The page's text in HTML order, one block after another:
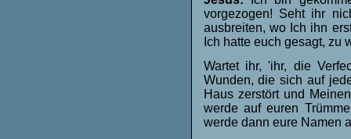
vorgezogen! Seht ihr
ausbreiten, wo Ich ihn
Ich hatte euch gesagt, zu
Wartet ihr, 'ihr, die
Wunden, die sich auf
Haus zerstört und
werde auf euren
werde dann eure Namen